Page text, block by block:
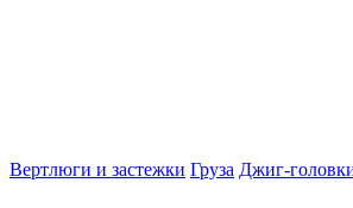
Вертлюги и застежки Груза Джиг-